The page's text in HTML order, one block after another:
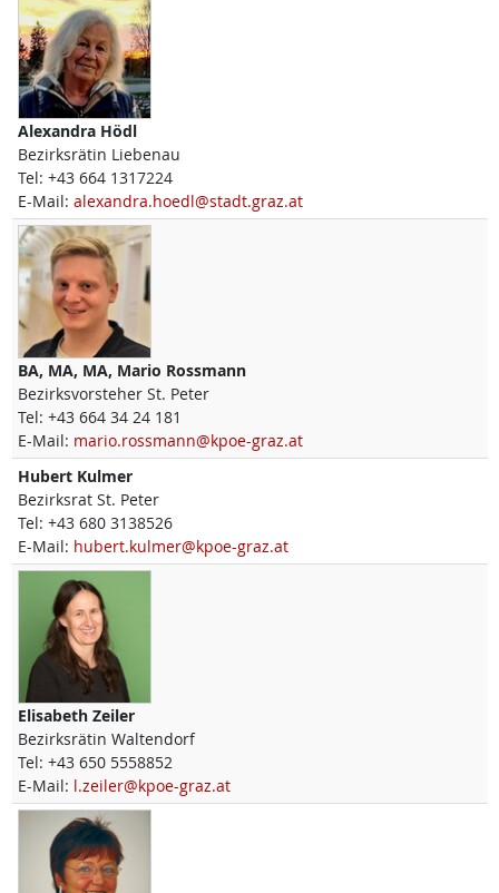
Alexandra Hödl
Bezirksrätin Liebenau
Tel: +43 664 1317224
E-Mail: alexandra.hoedl@stadt.graz.at
BA, MA, MA, Mario Rossmann
Bezirksvorsteher St. Peter
Tel: +43 664 34 24 181
E-Mail: mario.rossmann@kpoe-graz.at
Hubert Kulmer
Bezirksrat St. Peter
Tel: +43 680 3138526
E-Mail: hubert.kulmer@kpoe-graz.at
Elisabeth Zeiler
Bezirksrätin Waltendorf
Tel: +43 650 5558852
E-Mail: l.zeiler@kpoe-graz.at